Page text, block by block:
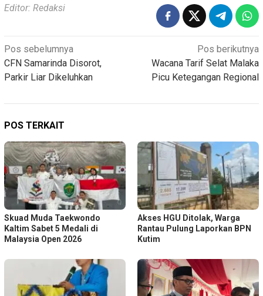
Editor: Redaksi
Navigasi
pos
Pos sebelumnya
CFN Samarinda Disorot,
Parkir Liar Dikeluhkan
Pos berikutnya
Wacana Tarif Selat Malaka
Picu Ketegangan Regional
POS TERKAIT
Skuad Muda Taekwondo
Kaltim Sabet 5 Medali di
Malaysia Open 2026
Akses HGU Ditolak, Warga
Rantau Pulung Laporkan BPN
Kutim